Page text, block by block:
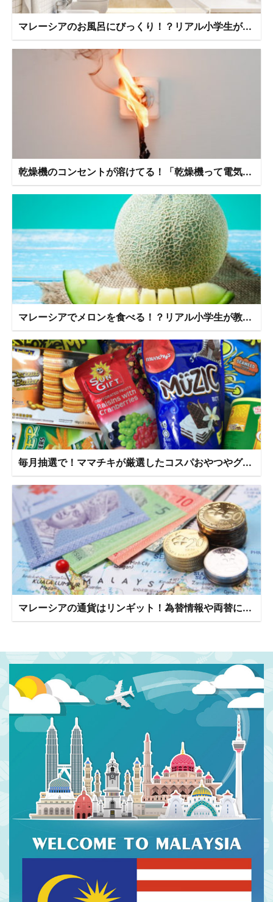
マレーシアのお風呂にびっくり！？リアル小学生が...
乾燥機のコンセントが溶けてる！「乾燥機って電気...
マレーシアでメロンを食べる！？リアル小学生が教...
毎月抽選で！ママチキが厳選したコスパおやつやグ...
マレーシアの通貨はリンギット！為替情報や両替に...